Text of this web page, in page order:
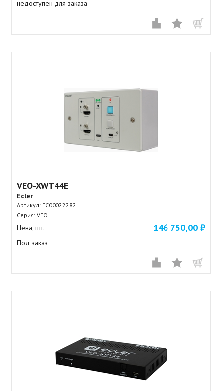
недоступен для заказа
VEO-XWT44E
Ecler
Артикул: EC00022282
Серия: VEO
Цена, шт. 146 750,00 ₽
Под заказ